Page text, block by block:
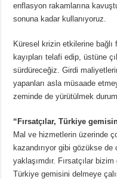
enflasyon rakamlarına
sonuna kadar kullanıyoruz.
Küresel krizin etkilerine bağlı
kayıpları telafi edip, üstüne
sürdüreceğiz. Girdi
yapanları asla müsaade
zeminde de yürütülmek
“Fırsatçılar, Türkiye
Mal ve hizmetlerin üzerinde
kazandırıyor gibi gözükse
yaklaşımdır. Fırsatçılar
Türkiye gemisini delmeye